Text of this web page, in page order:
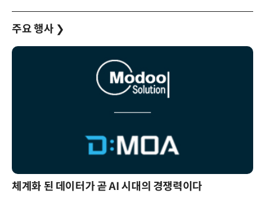
주요 행사 ❯
체계화 된 데이터가 곧 AI 시대의 경쟁력이다